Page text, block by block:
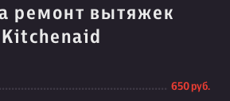
ремонт вытяжек
Kitchenaid
650 руб.